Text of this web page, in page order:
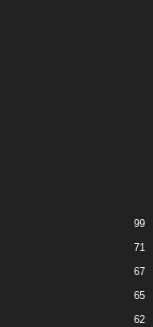
99
71
67
65
62